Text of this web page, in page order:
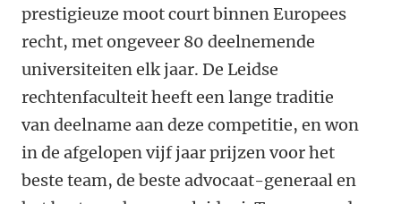
prestigieuze moot court binnen Europees
recht, met ongeveer 80 deelnemende
universiteiten elk jaar. De Leidse
rechtenfaculteit heeft een lange traditie
van deelname aan deze competitie, en won
in de afgelopen vijf jaar prijzen voor het
beste team, de beste advocaat-generaal en